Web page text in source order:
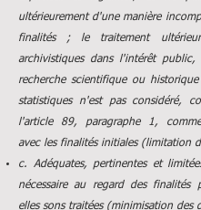
ultérieurement d'une manière
finalités ; le traitement
archivistiques dans l'intérêt
recherche scientifique ou
statistiques n'est pas considéré,
l'article 89, paragraphe 1,
avec les finalités initiales (limitation
c. Adéquates, pertinentes et
nécessaire au regard des finalités
elles sons traitées (minimisation des